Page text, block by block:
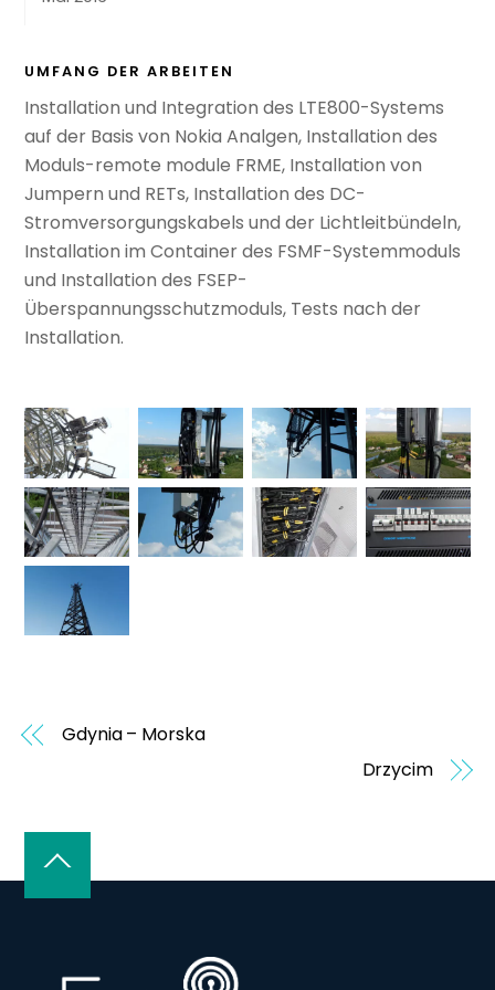
UMFANG DER ARBEITEN
Installation und Integration des LTE800-Systems
auf der Basis von Nokia Analgen, Installation des
Moduls-remote module FRME, Installation von
Jumpern und RETs, Installation des DC-
Stromversorgungskabels und der Lichtleitbündeln,
Installation im Container des FSMF-Systemmoduls
und Installation des FSEP-
Überspannungsschutzmoduls, Tests nach der
Installation.
Gdynia – Morska
Drzycim
Back
Top